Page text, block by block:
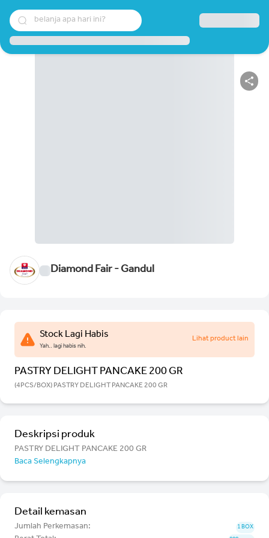
belanja apa hari ini?
Diamond Fair - Gandul
Stock Lagi Habis
Yah.. lagi habis nih.
Lihat product lain
PASTRY DELIGHT PANCAKE 200 GR
(4PCS/BOX) PASTRY DELIGHT PANCAKE 200 GR
Deskripsi produk
PASTRY DELIGHT PANCAKE 200 GR
Baca Selengkapnya
Detail kemasan
Jumlah Perkemasan: 1 BOX